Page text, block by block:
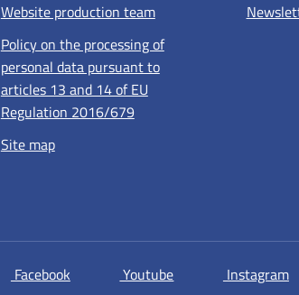
Website production team
Policy on the processing of
personal data pursuant to
articles 13 and 14 of EU
Regulation 2016/679
Site map
Facebooksi apre in una nuova scheda
Youtubesi apre in una nuova
Instagram